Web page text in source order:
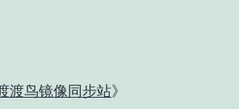
渡鸟镜像同步站》